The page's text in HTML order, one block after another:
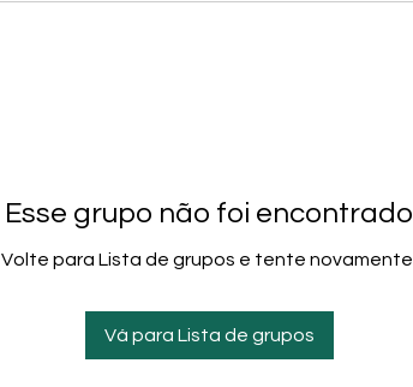
Esse grupo não foi encontrado
Volte para Lista de grupos e tente novamente.
Vá para Lista de grupos